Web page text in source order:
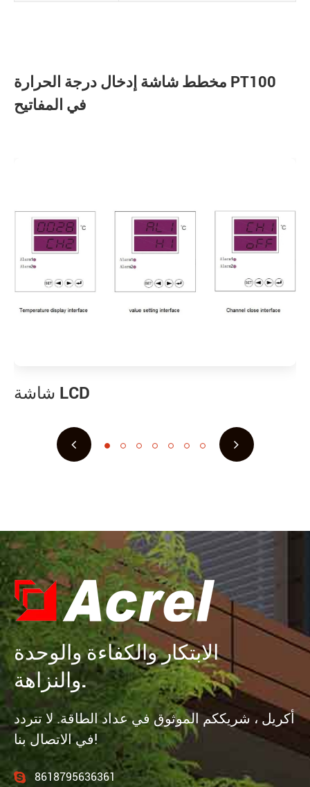
مخطط شاشة إدخال درجة الحرارة PT100
في المفاتيح
شاشة LCD
الابتكار والكفاءة والوحدة
والنزاهة.
أكريل ، شريككم الموثوق في عداد الطاقة. لا تتردد
في الاتصال بنا!
8618795636361